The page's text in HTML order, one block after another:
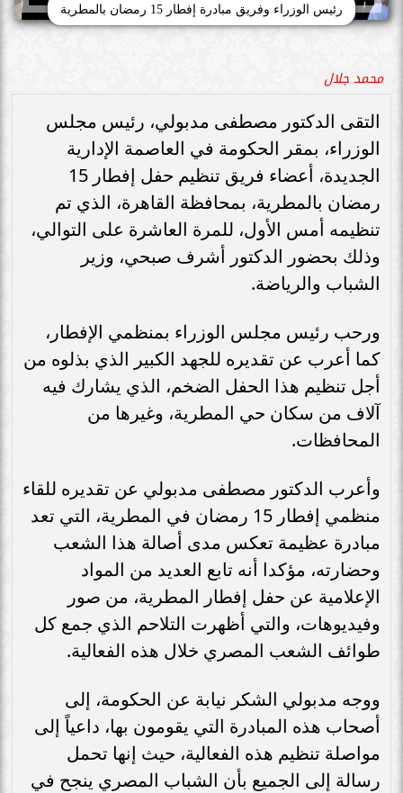
رئيس الوزراء وفريق مبادرة إفطار 15 رمضان بالمطرية
محمد جلال
التقى الدكتور مصطفى مدبولي، رئيس مجلس
الوزراء، بمقر الحكومة في العاصمة الإدارية
الجديدة، أعضاء فريق تنظيم حفل إفطار 15
رمضان بالمطرية، بمحافظة القاهرة، الذي تم
تنظيمه أمس الأول، للمرة العاشرة على التوالي،
وذلك بحضور الدكتور أشرف صبحي، وزير
الشباب والرياضة.
ورحب رئيس مجلس الوزراء بمنظمي الإفطار،
كما أعرب عن تقديره للجهد الكبير الذي بذلوه من
أجل تنظيم هذا الحفل الضخم، الذي يشارك فيه
آلاف من سكان حي المطرية، وغيرها من
المحافظات.
وأعرب الدكتور مصطفى مدبولي عن تقديره للقاء
منظمي إفطار 15 رمضان في المطرية، التي تعد
مبادرة عظيمة تعكس مدى أصالة هذا الشعب
وحضارته، مؤكدا أنه تابع العديد من المواد
الإعلامية عن حفل إفطار المطرية، من صور
وفيديوهات، والتي أظهرت التلاحم الذي جمع كل
طوائف الشعب المصري خلال هذه الفعالية.
ووجه مدبولي الشكر نيابة عن الحكومة، إلى
أصحاب هذه المبادرة التي يقومون بها، داعياً إلى
مواصلة تنظيم هذه الفعالية، حيث إنها تحمل
رسالة إلى الجميع بأن الشباب المصري ينجح في